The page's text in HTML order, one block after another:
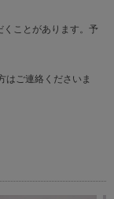
ことがあります。予
はご連絡くださいま